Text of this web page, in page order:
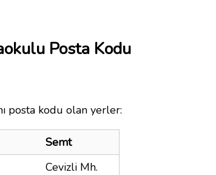
Posta Kodu
posta kodu olan yerler:
Semt
Cevizli Mh.